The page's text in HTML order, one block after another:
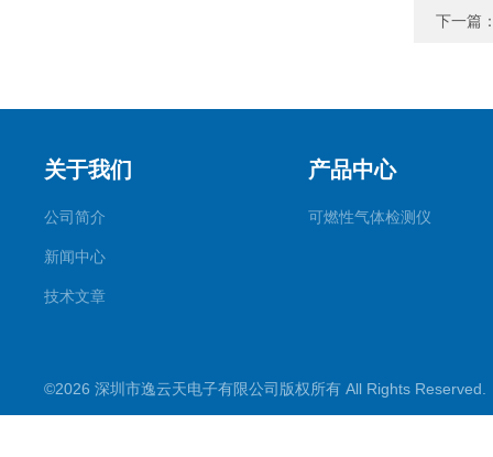
下一篇
关于我们
公司简介
新闻中心
技术文章
产品中心
可燃性气体检测仪
©2026 深圳市逸云天电子有限公司版权所有 All Rights